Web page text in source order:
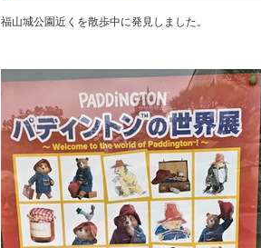
福山城公園近くを散歩中に発見しました。